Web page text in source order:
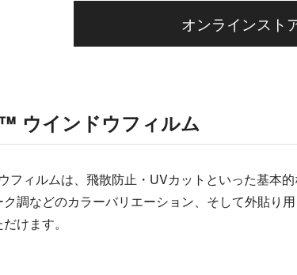
オンラインスト
ウインドウフィルム
ィルムは、飛散防止・UVカットといった基本
調などのカラーバリエーション、そして外貼り
けます。